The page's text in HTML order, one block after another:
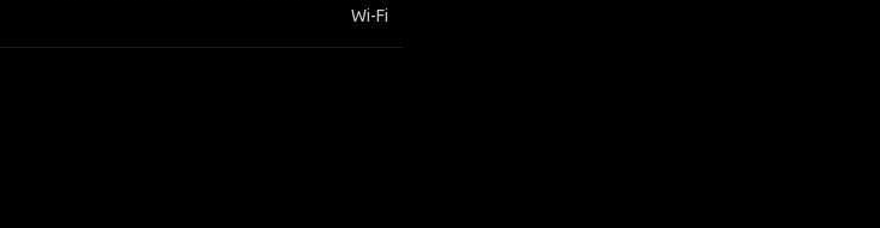
Wi-Fi